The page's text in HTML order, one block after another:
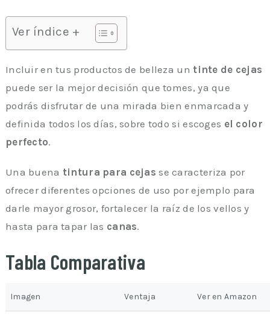
Ver índice +
Incluir en tus productos de belleza un tinte de cejas
puede ser la mejor decisión que tomes, ya que
podrás disfrutar de una mirada bien enmarcada y
definida todos los días, sobre todo si escoges el color
perfecto.
Una buena tintura para cejas se caracteriza por
ofrecer diferentes opciones de uso por ejemplo para
darle mayor grosor, fortalecer la raíz de los vellos y
hasta para tapar las canas.
Tabla Comparativa
Imagen Ventaja Ver en Amazon